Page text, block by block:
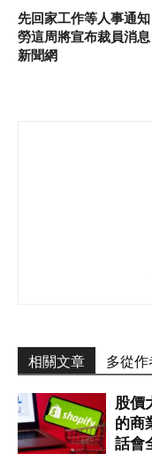
先回家工作等人事通
勞這周將宣布裁員消
新聞網
相關文章 多從作
股價
的商
話會